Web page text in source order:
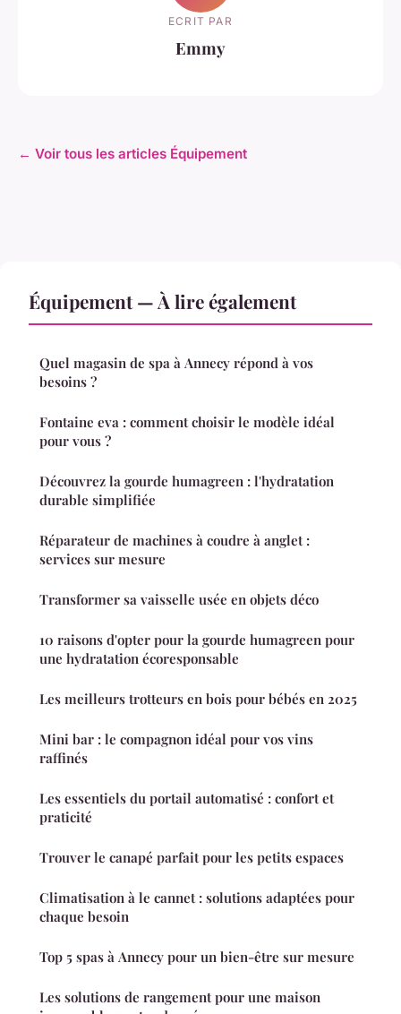
ECRIT PAR
Emmy
← Voir tous les articles Équipement
Équipement — À lire également
Quel magasin de spa à Annecy répond à vos
besoins ?
Fontaine eva : comment choisir le modèle idéal
pour vous ?
Découvrez la gourde humagreen : l'hydratation
durable simplifiée
Réparateur de machines à coudre à anglet :
services sur mesure
Transformer sa vaisselle usée en objets déco
10 raisons d'opter pour la gourde humagreen pour
une hydratation écoresponsable
Les meilleurs trotteurs en bois pour bébés en 2025
Mini bar : le compagnon idéal pour vos vins
raffinés
Les essentiels du portail automatisé : confort et
praticité
Trouver le canapé parfait pour les petits espaces
Climatisation à le cannet : solutions adaptées pour
chaque besoin
Top 5 spas à Annecy pour un bien-être sur mesure
Les solutions de rangement pour une maison